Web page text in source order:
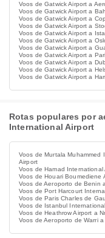
Voos de Gatwick Airport a
Voos de Gatwick Airport a
Voos de Gatwick Airport a
Voos de Gatwick Airport a
Voos de Gatwick Airport a
Voos de Gatwick Airport a
Voos de Gatwick Airport a
Voos de Gatwick Airport a
Voos de Gatwick Airport a
Voos de Gatwick Airport a
Voos de Gatwick Airport a
Rotas populares por
International Airport
Voos de Murtala Muhammed
Airport
Voos de Hamad International
Voos de Houari Boumediene
Voos de Aeroporto de Benin
Voos de Port Harcourt
Voos de Paris Charles de
Voos de Istanbul
Voos de Heathrow Airport a
Voos de Aeroporto de Warri